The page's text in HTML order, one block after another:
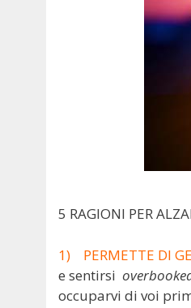
5 RAGIONI PER
1) PERMETTE DI
e sentirsi
occuparvi di voi